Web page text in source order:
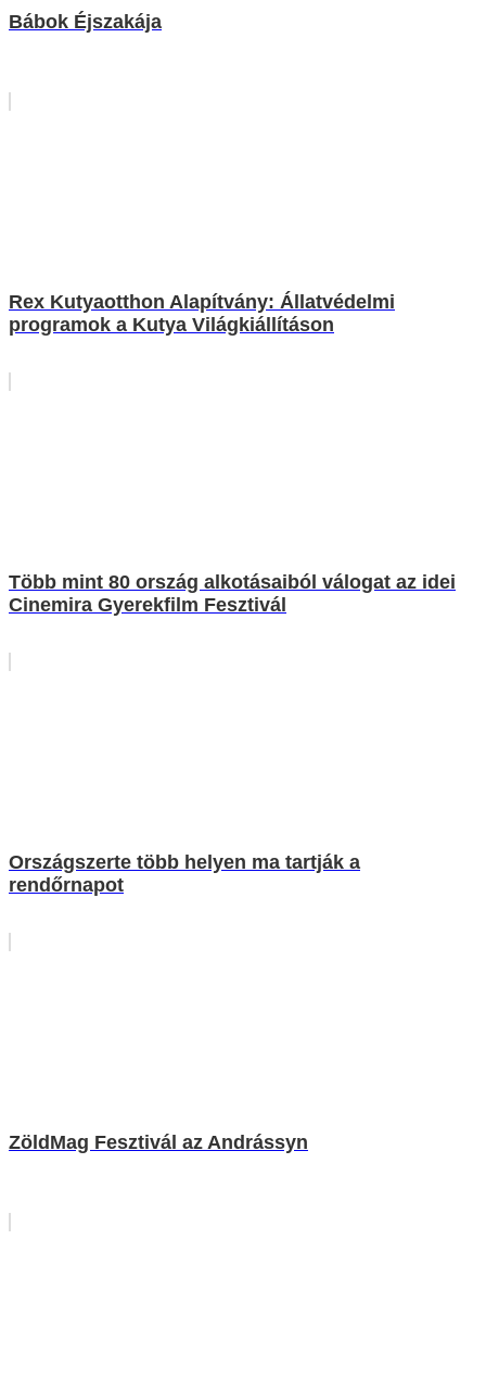
Bábok Éjszakája
Rex Kutyaotthon Alapítvány: Állatvédelmi
programok a Kutya Világkiállításon
Több mint 80 ország alkotásaiból válogat az idei
Cinemira Gyerekfilm Fesztivál
Országszerte több helyen ma tartják a
rendőrnapot
ZöldMag Fesztivál az Andrássyn